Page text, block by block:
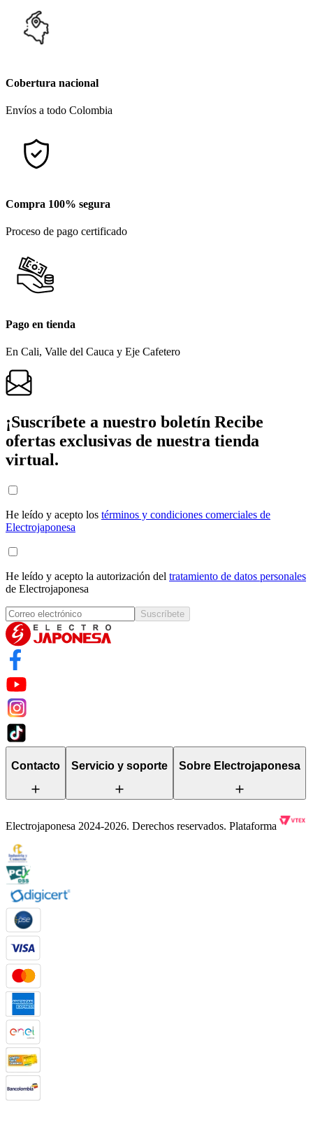
Cobertura nacional
Envíos a todo Colombia
Compra 100% segura
Proceso de pago certificado
Pago en tienda
En Cali, Valle del Cauca y Eje Cafetero
¡Suscríbete a nuestro boletín Recibe
ofertas exclusivas de nuestra tienda
virtual.
He leído y acepto los términos y condiciones comerciales de
Electrojaponesa
He leído y acepto la autorización del tratamiento de datos personales
de Electrojaponesa
Suscríbete
Contacto Servicio y soporte Sobre Electrojaponesa
Electrojaponesa 2024-2026. Derechos reservados. Plataforma